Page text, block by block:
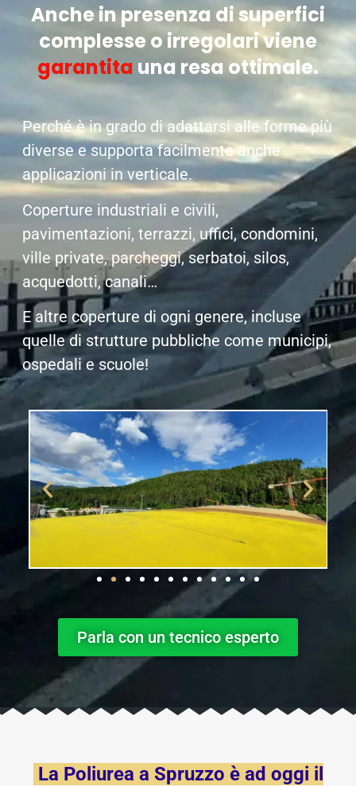
Anche in presenza di superfici
complesse o irregolari viene
garantita una resa ottimale.
Perché è in grado di adattarsi alle forme più
diverse e supporta facilmente anche
applicazioni in verticale.
Coperture industriali e civili,
pavimentazioni, terrazzi, uffici, condomini,
ville private, parcheggi, serbatoi, silos,
acquedotti, canali…
E altre coperture di ogni genere, incluse
quelle di strutture pubbliche come municipi,
ospedali e scuole!
Parla con un tecnico esperto
La Poliurea a Spruzzo è ad oggi il